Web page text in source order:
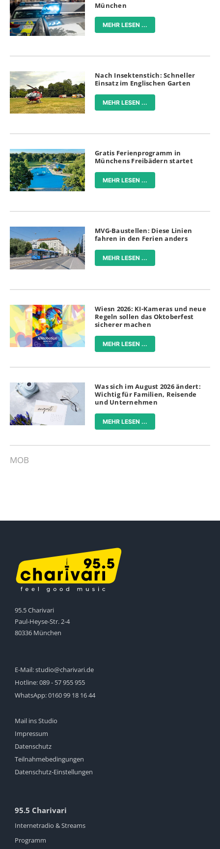
München
MEHR LESEN ...
Nach Insektenstich: Schneller
Einsatz im Englischen Garten
MEHR LESEN ...
Gratis Ferienprogramm in
Münchens Freibädern startet
MEHR LESEN ...
MVG-Baustellen: Diese Linien
fahren in den Ferien anders
MEHR LESEN ...
Wiesn 2026: KI-Kameras und neue
Regeln sollen das Oktoberfest
sicherer machen
MEHR LESEN ...
Was sich im August 2026 ändert:
Wichtig für Familien, Reisende
und Unternehmen
MEHR LESEN ...
MOB
95.5 Charivari
Paul-Heyse-Str. 2-4
80336 München
E-Mail:studio@charivari.de
Hotline:089 - 57 955 955
WhatsApp:0160 99 18 16 44
Mail ins Studio
Impressum
Datenschutz
Teilnahmebedingungen
Datenschutz-Einstellungen
95.5 Charivari
Internetradio & Streams
Programm